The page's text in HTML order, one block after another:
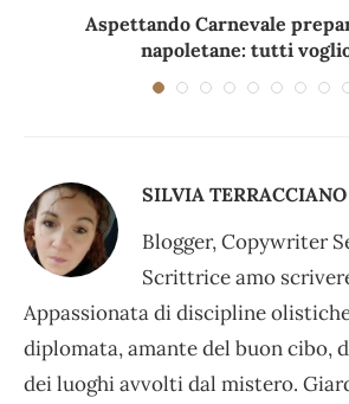
Aspettando Carnevale
napoletane: tutti
SILVIA TERRACCIANO
Blogger, Copywriter
Scrittrice amo
Appassionata di discipline
diplomata, amante del buon cibo,
dei luoghi avvolti dal mistero.